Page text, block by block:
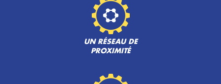
UN RÉSEAU DE
PROXIMITÉ